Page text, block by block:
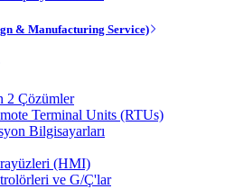
& Manufacturing Service)
2 Çözümler
Terminal Units (RTUs)
Bilgisayarları
(HMI)
ve G/Ç'lar